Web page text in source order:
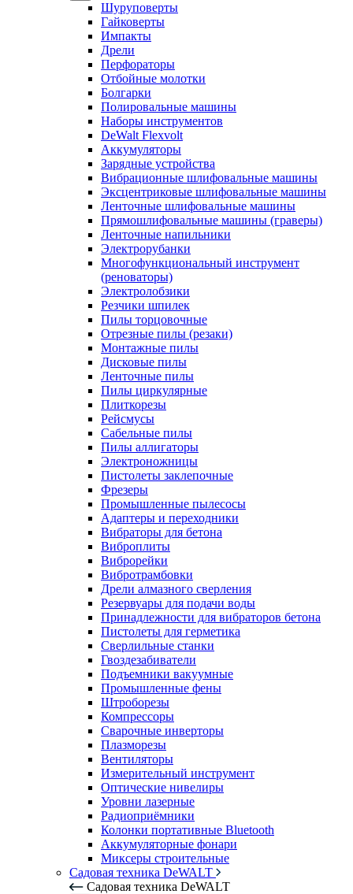
Шуруповерты
Гайковерты
Импакты
Дрели
Перфораторы
Отбойные молотки
Болгарки
Полировальные машины
Наборы инструментов
DeWalt Flexvolt
Аккумуляторы
Зарядные устройства
Вибрационные шлифовальные машины
Эксцентриковые шлифовальные машины
Ленточные шлифовальные машины
Прямошлифовальные машины (граверы)
Ленточные напильники
Электрорубанки
Многофункциональный инструмент
(реноваторы)
Электролобзики
Резчики шпилек
Пилы торцовочные
Отрезные пилы (резаки)
Монтажные пилы
Дисковые пилы
Ленточные пилы
Пилы циркулярные
Плиткорезы
Рейсмусы
Сабельные пилы
Пилы аллигаторы
Электроножницы
Пистолеты заклепочные
Фрезеры
Промышленные пылесосы
Адаптеры и переходники
Вибраторы для бетона
Виброплиты
Виброрейки
Вибротрамбовки
Дрели алмазного сверления
Резервуары для подачи воды
Принадлежности для вибраторов бетона
Пистолеты для герметика
Сверлильные станки
Гвоздезабиватели
Подъемники вакуумные
Промышленные фены
Штроборезы
Компрессоры
Сварочные инверторы
Плазморезы
Вентиляторы
Измерительный инструмент
Оптические нивелиры
Уровни лазерные
Радиоприёмники
Колонки портативные Bluetooth
Аккумуляторные фонари
Миксеры строительные
Садовая техника DeWALT
Садовая техника DeWALT